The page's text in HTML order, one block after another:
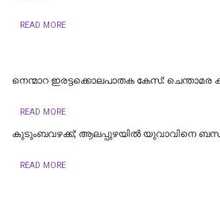
READ MORE
നെന്മാറ ഇരട്ടക്കൊലപാതക കേസ്: ചെന്താമര
READ MORE
കുടുംബവഴക്ക്; ആലപ്പുഴയില്‍ യുവാവിനെ
READ MORE